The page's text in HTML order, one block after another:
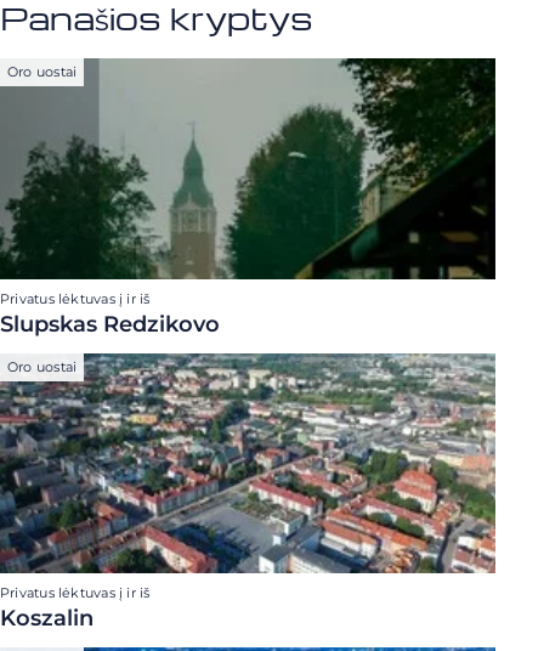
Panašios kryptys
Oro uostai
Privatus lėktuvas į ir iš
Slupskas Redzikovo
Oro uostai
Privatus lėktuvas į ir iš
Koszalin